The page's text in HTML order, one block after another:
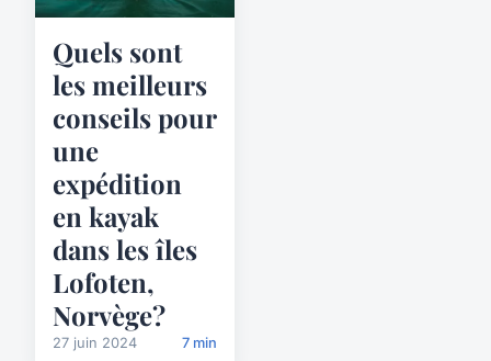
Quels sont
les meilleurs
conseils pour
une
expédition
en kayak
dans les îles
Lofoten,
Norvège?
27 juin 2024 7 min